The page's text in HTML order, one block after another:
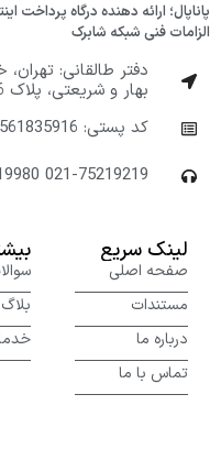
پاناپال؛ ارائه دهنده درگاه پرداخت
الزامات فنی شبکه شابرک
دفتر طالقانی: تهران،
بهار و شریعتی، پلاک 66
کد پستی: 1561835916
021-75219219
لینک سریع
صفحه اصلی
مستندات
درباره ما
تماس با ما
بلاگ